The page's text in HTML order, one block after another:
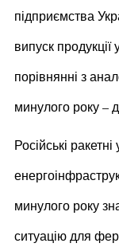
підприємства
випуск продукції
порівнянні з
минулого року –
Російські
минулого року
ситуацію для